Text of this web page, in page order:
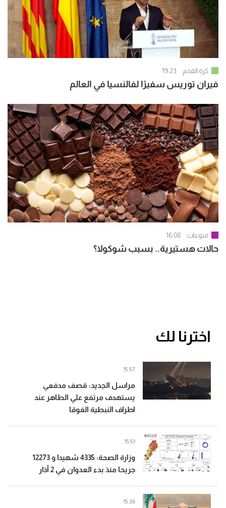
كرة القدم 19:23
فيران توريس سفيرًا لفالنسيا في العالم
منوعات 16:08
حالات هستيرية.. بسبب شوكولا؟
اخترنا لك
مراسل الجديد: قصف مدفعي
يستهدف مرتفع علي الطاهر عند
اطراف النبطية الفوقا
15:57
وزارة الصحة: 4335 شهيدا و 12273
جريحا منذ بدء العدوان في 2 آذار
15:51
15:36